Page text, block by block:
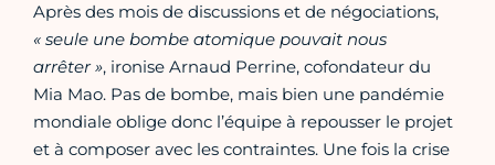
Après des mois de discussions et de négociations,
« seule une bombe atomique pouvait nous
arrêter », ironise Arnaud Perrine, cofondateur du
Mia Mao. Pas de bombe, mais bien une pandémie
mondiale oblige donc l’équipe à repousser le projet
et à composer avec les contraintes. Une fois la crise